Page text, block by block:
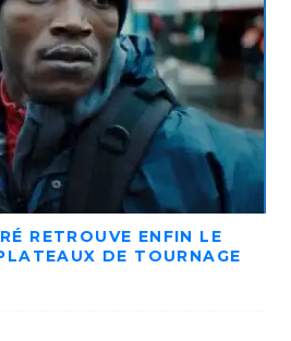
RETROUVE ENFIN LE
DE TOURNAGE